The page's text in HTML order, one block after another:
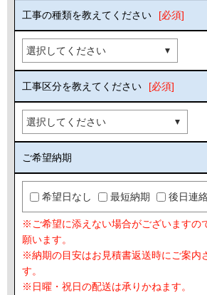
工事の種類を教えてください
工事区分を教えてください
ご希望納期
希望日なし 最短納期 後日連
※ご希望に添えない場合がございますの
願います。
※納期の目安はお見積書返送時にご案内
す。
※日曜・祝日の配送は承りかねます。